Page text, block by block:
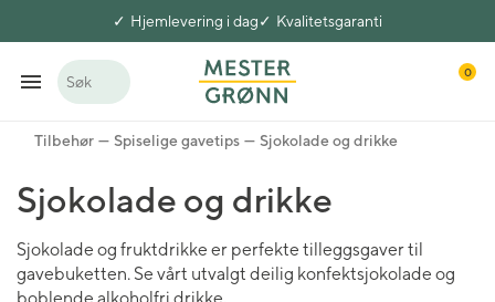
Hjemlevering i dag Kvalitetsgaranti
Søk
0
Tilbehør Spiselige gavetips Sjokolade og drikke
Sjokolade og drikke
Sjokolade og fruktdrikke er perfekte tilleggsgaver til
gavebuketten. Se vårt utvalgt deilig konfektsjokolade og